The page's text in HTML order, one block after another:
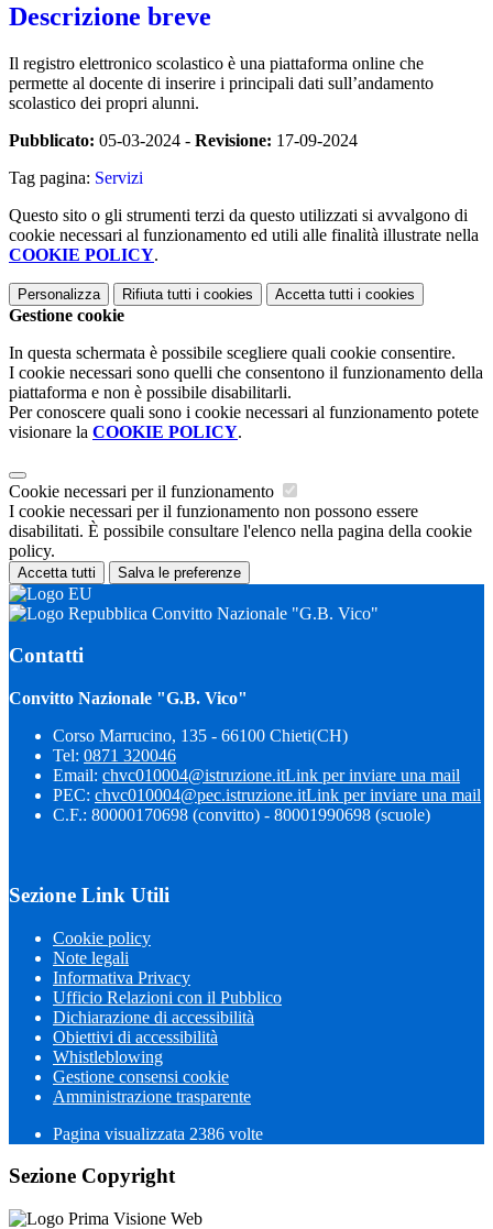
Descrizione breve
Il registro elettronico scolastico è una piattaforma online che
permette al docente di inserire i principali dati sull’andamento
scolastico dei propri alunni.
Pubblicato: 05-03-2024 - Revisione: 17-09-2024
Tag pagina: Servizi
Questo sito o gli strumenti terzi da questo utilizzati si avvalgono di
cookie necessari al funzionamento ed utili alle finalità illustrate nella
COOKIE POLICY.
Personalizza Rifiuta tutti i cookies Accetta tutti i cookies
Gestione cookie
In questa schermata è possibile scegliere quali cookie consentire.
I cookie necessari sono quelli che consentono il funzionamento della
piattaforma e non è possibile disabilitarli.
Per conoscere quali sono i cookie necessari al funzionamento potete
visionare la COOKIE POLICY.
Cookie necessari per il funzionamento
I cookie necessari per il funzionamento non possono essere
disabilitati. È possibile consultare l'elenco nella pagina della cookie
policy.
Accetta tutti Salva le preferenze
Convitto Nazionale "G.B. Vico"
Contatti
Convitto Nazionale "G.B. Vico"
Corso Marrucino, 135 - 66100 Chieti(CH)
Tel: 0871 320046
Email: chvc010004@istruzione.itLink per inviare una mail
PEC: chvc010004@pec.istruzione.itLink per inviare una mail
C.F.: 80000170698 (convitto) - 80001990698 (scuole)
Sezione Link Utili
Cookie policy
Note legali
Informativa Privacy
Ufficio Relazioni con il Pubblico
Dichiarazione di accessibilità
Obiettivi di accessibilità
Whistleblowing
Gestione consensi cookie
Amministrazione trasparente
Pagina visualizzata 2386 volte
Sezione Copyright